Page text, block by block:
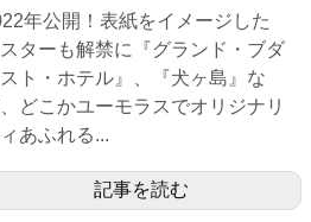
年公開！表紙をイメージした
ターも解禁に『グランド・ブダ
ト・ホテル』、『犬ヶ島』な
どこかユーモラスでオリジナリ
あふれる...
記事を読む